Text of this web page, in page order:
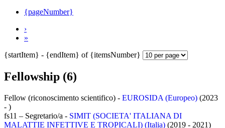
{pageNumber}
›
»
{startItem} - {endItem} of {itemsNumber}
Fellowship (6)
Fellow (riconoscimento scientifico) - EUROSIDA (Europeo) (2023
- )
fs11 – Segretario/a - SIMIT (SOCIETA' ITALIANA DI
MALATTIE INFETTIVE E TROPICALI) (Italia) (2019 - 2021)